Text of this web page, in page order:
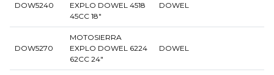
DOW5240
EXPLO DOWEL 4518
45CC 18"
DOWEL
DOW5270
MOTOSIERRA
EXPLO DOWEL 6224
62CC 24"
DOWEL